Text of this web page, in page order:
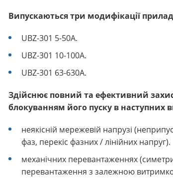
Випускаються три модифікації
UBZ-301 5-50A.
UBZ-301 10-100A.
UBZ-301 63-630A.
Здійснює повний та ефективний
блокуванням його пуску в наступних
неякісній мережевій напрузі
фаз, перекіс фазних / лінійних напруг).
механічних перевантаженнях
перевантаження з залежною